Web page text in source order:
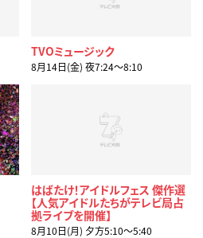
TVOミュージック
8月14日(金) 夜7:24〜8:10
はばたけ！アイドルフェス 傑作選
【人気アイドルたちがテレビ局占
拠ライブを開催】
8月10日(月) 夕方5:10〜5:40